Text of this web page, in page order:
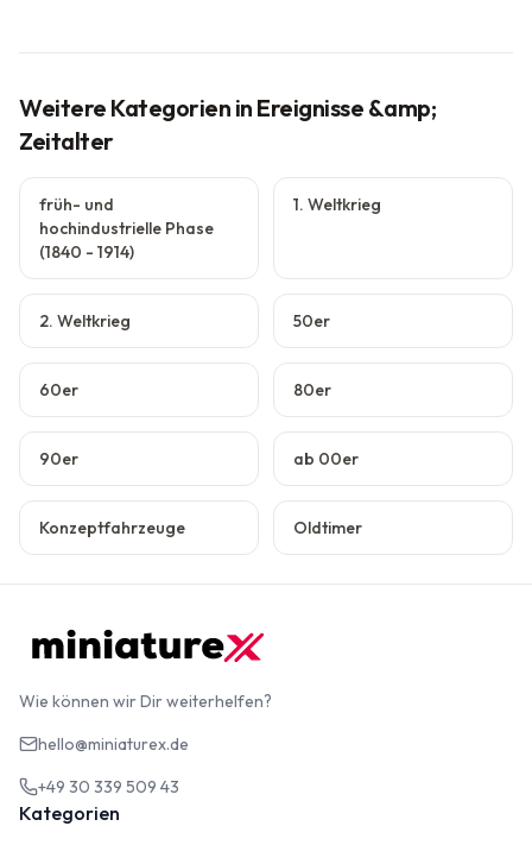
Weitere Kategorien in Ereignisse &amp;
Zeitalter
früh- und
hochindustrielle Phase
(1840 - 1914)
1. Weltkrieg
2. Weltkrieg 50er
60er 80er
90er ab 00er
Konzeptfahrzeuge Oldtimer
Wie können wir Dir weiterhelfen?
hello@miniaturex.de
+49 30 339 509 43
Kategorien